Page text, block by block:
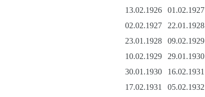
13.02.1926
01.02.1927
02.02.1927
22.01.1928
23.01.1928
09.02.1929
10.02.1929
29.01.1930
30.01.1930
16.02.1931
17.02.1931
05.02.1932